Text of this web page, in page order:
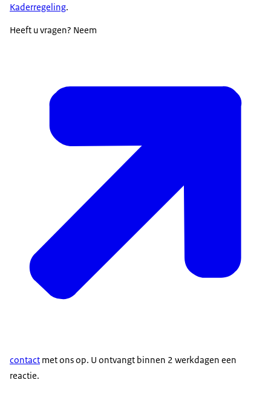
Kaderregeling.
Heeft u vragen? Neem
contact met ons op. U ontvangt binnen 2 werkdagen een
reactie.